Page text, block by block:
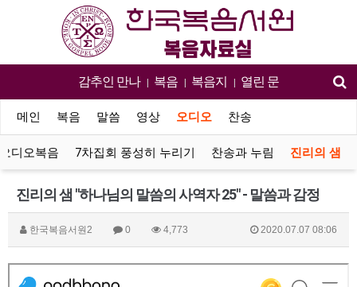
감추인 만나 | 복음 | 복음지 | 열린 문
메인 복음 말씀 영상 오디오 찬송
오디오복음 7차집회 풍성히 누리기 찬송과 누림 진리의 샘
진리의 샘 "하나님의 말씀의 사역자 25" - 말씀과 감정
한국복음서원2 0 4,773 2020.07.07 08:06